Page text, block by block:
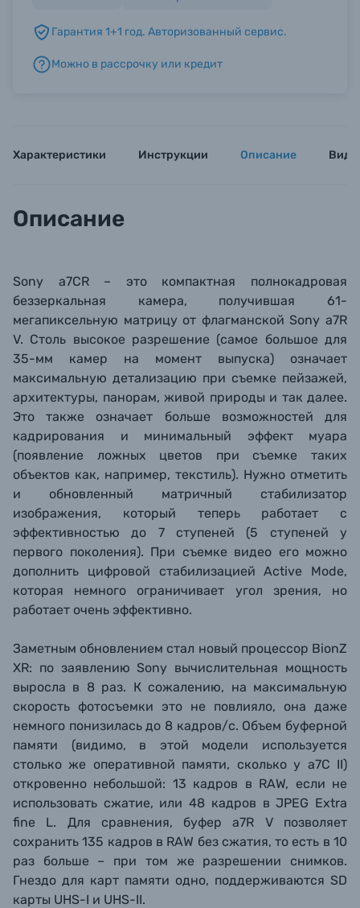
Б/У фототехника (Комиссионные товары)
Гарантия 1+1 год. Авторизованный сервис.
Можно в рассрочку или кредит
Характеристики Инструкции Описание
Описание
Sony a7CR – это компактная полнокадровая
беззеркальная камера, получившая 61-
мегапиксельную матрицу от флагманской Sony a7R
V. Столь высокое разрешение (самое большое для
35-мм камер на момент выпуска) означает
максимальную детализацию при съемке пейзажей,
архитектуры, панорам, живой природы и так далее.
Это также означает больше возможностей для
кадрирования и минимальный эффект муара
(появление ложных цветов при съемке таких
объектов как, например, текстиль). Нужно отметить
и обновленный матричный стабилизатор
изображения, который теперь работает с
эффективностью до 7 ступеней (5 ступеней у
первого поколения). При съемке видео его можно
дополнить цифровой стабилизацией Active Mode,
которая немного ограничивает угол зрения, но
работает очень эффективно.
Заметным обновлением стал новый процессор BionZ
XR: по заявлению Sony вычислительная мощность
выросла в 8 раз. К сожалению, на максимальную
скорость фотосъемки это не повлияло, она даже
немного понизилась до 8 кадров/с. Объем буферной
памяти (видимо, в этой модели используется
столько же оперативной памяти, сколько у a7C II)
откровенно небольшой: 13 кадров в RAW, если не
использовать сжатие, или 48 кадров в JPEG Extra
fine L. Для сравнения, буфер a7R V позволяет
сохранить 135 кадров в RAW без сжатия, то есть в 10
раз больше – при том же разрешении снимков.
Гнездо для карт памяти одно, поддерживаются SD
карты UHS-I и UHS-II.